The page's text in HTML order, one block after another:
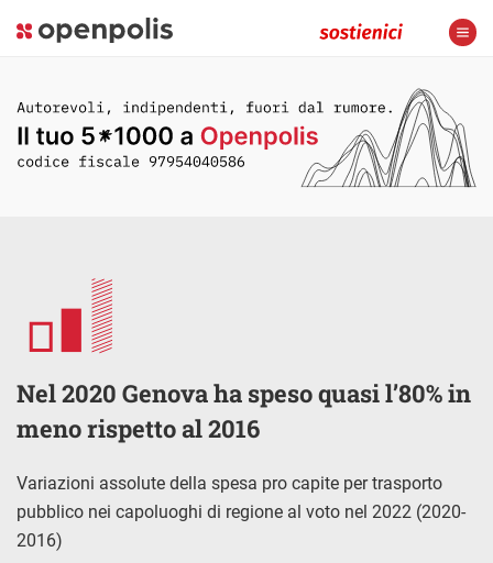
Nel 2020 Genova ha speso quasi l’80% in
meno rispetto al 2016
Variazioni assolute della spesa pro capite per trasporto
pubblico nei capoluoghi di regione al voto nel 2022 (2020-
2016)